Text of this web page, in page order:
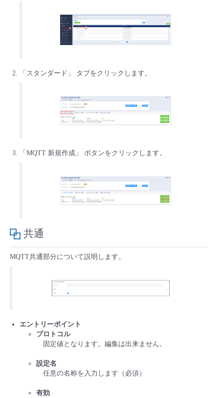
■ 基本構築ガイド
- Flexible InterConnect
- Flexible Remote Access
「スタンダード」 タブをクリックします。
「MQTT 新規作成」 ボタンをクリックします。
共通
MQTT共通部分について説明します。
エントリーポイント
プロトコル
固定値となります。編集は出来ません。
設定名
任意の名称を入力します（必須）
有効